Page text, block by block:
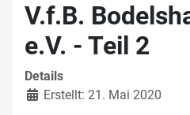
V.f.B.
e.V. - Teil 2
Details
Erstellt: 21. Mai 2020